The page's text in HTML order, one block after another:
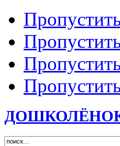
ДОШКОЛЁНОК -